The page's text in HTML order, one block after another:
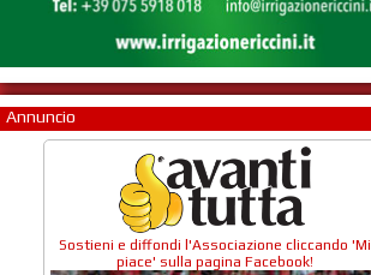
Annuncio
Sostieni e diffondi l'Associazione cliccando 'Mi
piace' sulla pagina Facebook!